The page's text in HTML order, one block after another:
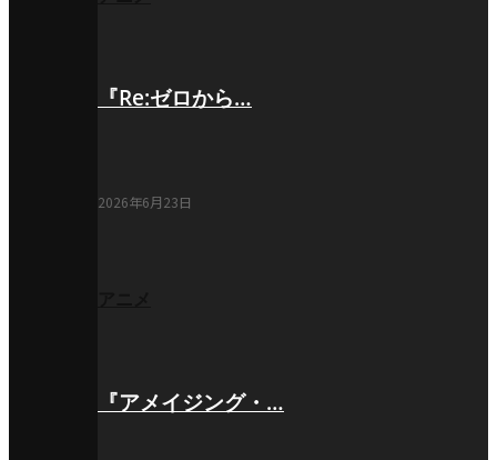
『Re:ゼロから…
2026年6月23日
『アメイジング・…